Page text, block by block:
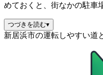
めておくと、街なかの駐車
つづきを読む▾
新居浜市の運転しやすい道